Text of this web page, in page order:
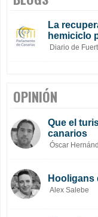
La
hemiciclo
Diario de
OPINIÓN
Que el
canarios
Óscar
Hooligans
Alex Salebe